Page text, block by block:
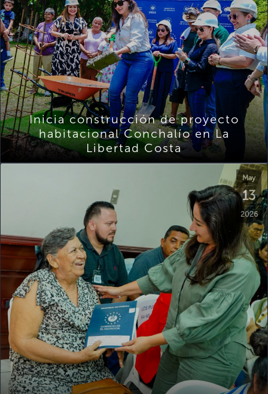
Inicia construcción de proyecto
habitacional Conchalío en La
Libertad Costa
May
13
2026